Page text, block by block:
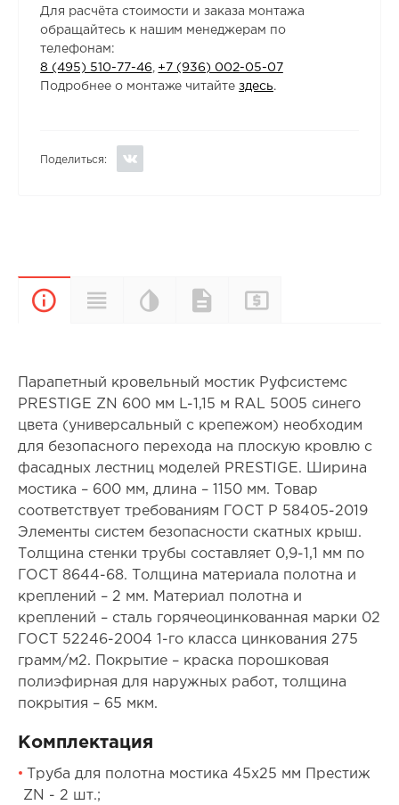
Для расчёта стоимости и заказа монтажа
обращайтесь к нашим менеджерам по
телефонам:
8 (495) 510-77-46
+7 (936) 002-05-07
Подробнее о монтаже читайтездесь.
Поделиться:
ОписаниеХарактеристики
Цветовая
палитра
Документы
Парапетный кровельный мостик Руфсистемс
PRESTIGE ZN 600 мм L-1,15 м RAL 5005 синего
цвета (универсальный с крепежом) необходим
для безопасного перехода на плоскую кровлю с
фасадных лестниц моделей PRESTIGE. Ширина
мостика – 600 мм, длина – 1150 мм. Товар
соответствует требованиям ГОСТ Р 58405-2019
Элементы систем безопасности скатных крыш.
Толщина стенки трубы составляет 0,9-1,1 мм по
ГОСТ 8644-68. Толщина материала полотна и
креплений – 2 мм. Материал полотна и
креплений – сталь горячеоцинкованная марки 02
ГОСТ 52246-2004 1-го класса цинкования 275
грамм/м2. Покрытие – краска порошковая
полиэфирная для наружных работ, толщина
покрытия – 65 мкм.
Комплектация
Труба для полотна мостика 45х25 мм Престиж
ZN - 2 шт.;